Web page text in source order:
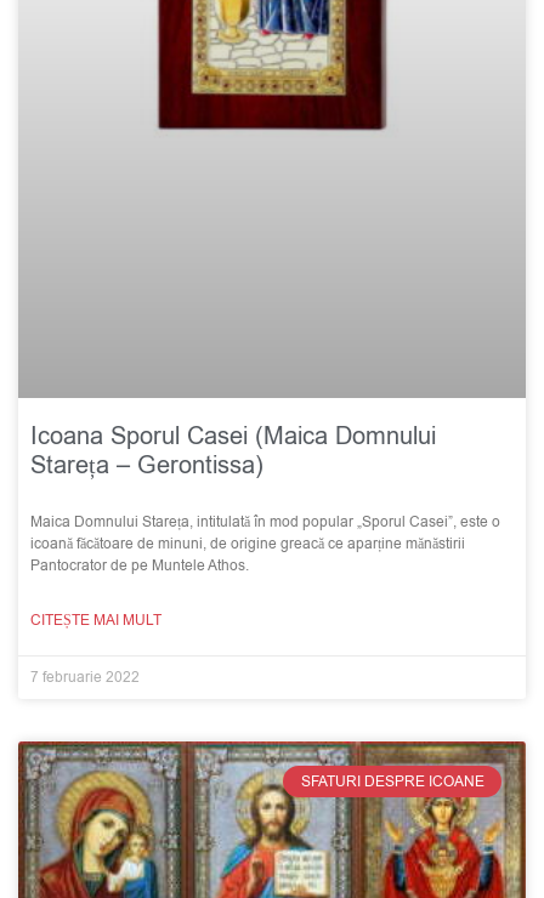
Icoana Sporul Casei (Maica Domnului
Stareța – Gerontissa)
Maica Domnului Stareța, intitulată în mod popular „Sporul Casei”, este o
icoană făcătoare de minuni, de origine greacă ce aparține mănăstirii
Pantocrator de pe Muntele Athos.
CITEȘTE MAI MULT
7 februarie 2022
SFATURI DESPRE ICOANE